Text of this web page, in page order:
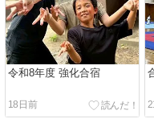
令和8年度 強化合宿
18日前